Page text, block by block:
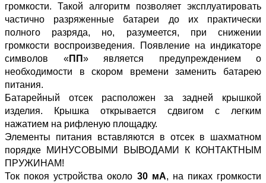
громкости. Такой алгоритм позволяет эксплуатировать
частично разряженные батареи до их практически
полного разряда, но, разумеется, при снижении
громкости воспроизведения. Появление на индикаторе
символов «ПП» является предупреждением о
необходимости в скором времени заменить батарею
питания.
Батарейный отсек расположен за задней крышкой
изделия. Крышка открывается сдвигом с легким
нажатием на рифленую площадку.
Элементы питания вставляются в отсек в шахматном
порядке МИНУСОВЫМИ ВЫВОДАМИ К КОНТАКТНЫМ
ПРУЖИНАМ!
Ток покоя устройства около 30 мА, на пиках громкости